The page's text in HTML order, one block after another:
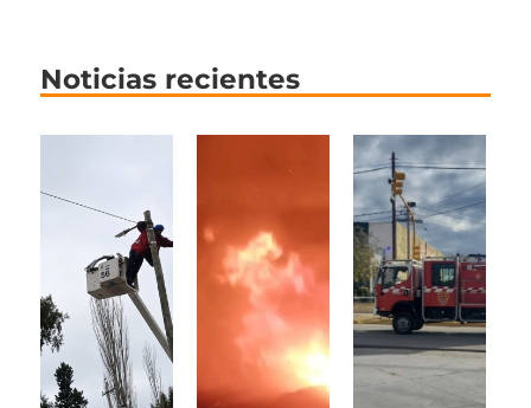
Noticias recientes